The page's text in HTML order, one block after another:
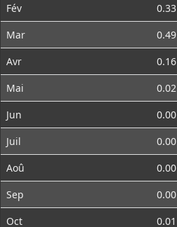
Fév
0.33
Mar
0.49
Avr
0.16
Mai
0.02
Jun
0.00
Juil
0.00
Aoû
0.00
Sep
0.00
Oct
0.01